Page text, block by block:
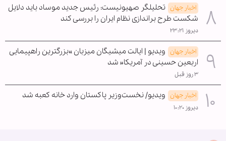
اخبار جهان تحلیلگر صهیونیست: رئیس جدید موساد باید دلایل
شکست طرح براندازی نظام ایران را بررسی کند
دیروز ۲۳:۲۱
اخبار جهان ویدیو | ایالت میشیگان میزبان »بزرگترین راهپیمایی
اربعین حسینی در آمریکا« شد
۳ روز قبل
اخبار جهان ویدیو/ نخست‌وزیر پاکستان وارد خانه کعبه شد
دیروز ۱۰:۲۰